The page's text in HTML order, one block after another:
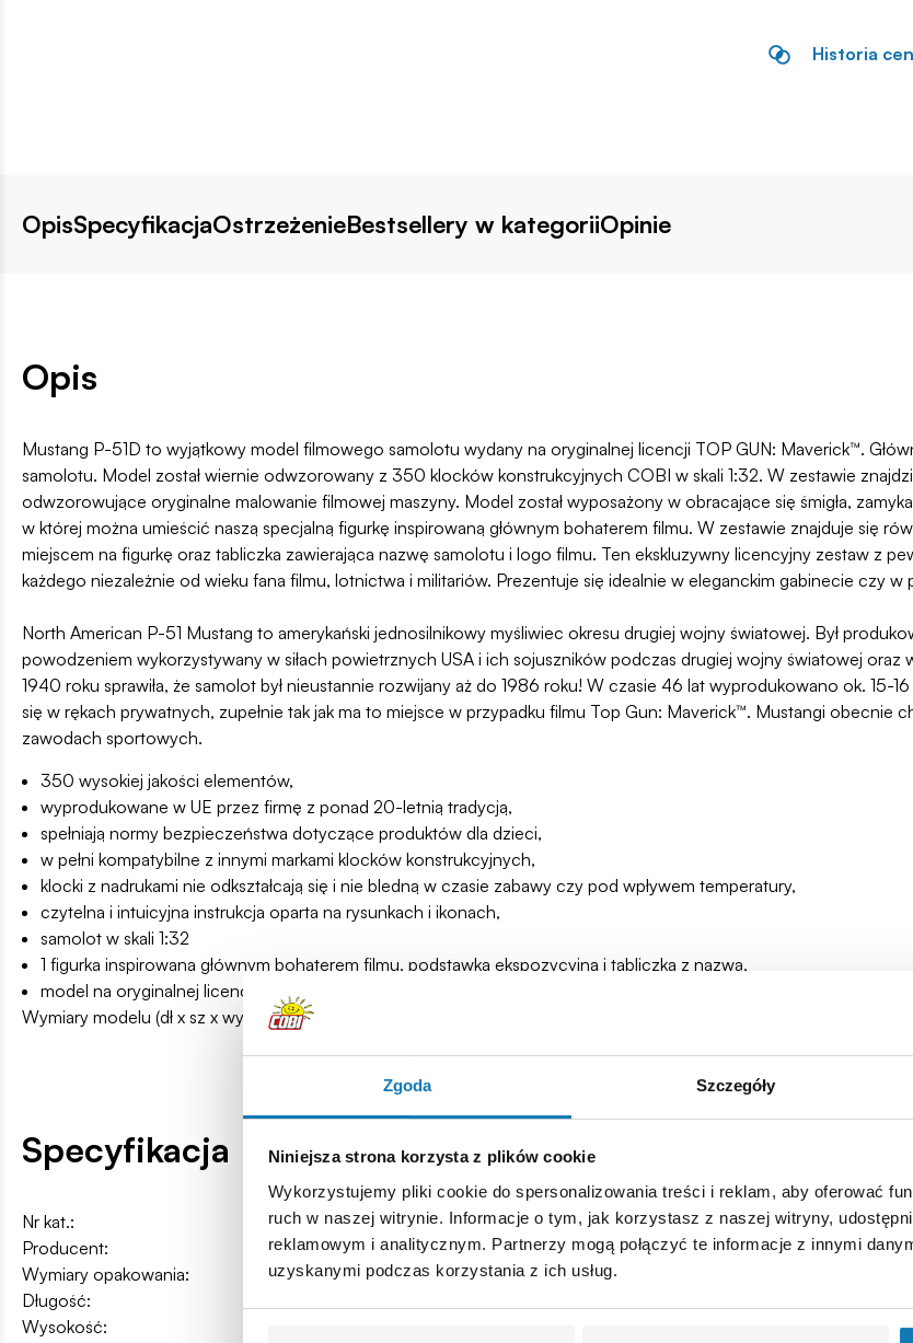
Zgoda Szczegóły
Niniejsza strona korzysta z plików cookie
Wykorzystujemy pliki cookie do spersonalizowania treści i reklam, aby oferować
ruch w naszej witrynie. Informacje o tym, jak korzystasz z naszej witryny,
reklamowym i analitycznym. Partnerzy mogą połączyć te informacje z innymi
uzyskanymi podczas korzystania z ich usług.
Historia cen
OpisSpecyfikacjaOstrzeżenieBestsellery w kategoriiOpinie
Opis
Mustang P-51D to wyjątkowy model filmowego samolotu wydany na oryginalnej licencji TOP GUN: Maverick™.
samolotu. Model został wiernie odwzorowany z 350 klocków konstrukcyjnych COBI w skali 1:32. W zestawie
odwzorowujące oryginalne malowanie filmowej maszyny. Model został wyposażony w obracające się śmigła,
w której można umieścić naszą specjalną figurkę inspirowaną głównym bohaterem filmu. W zestawie znajduje się
miejscem na figurkę oraz tabliczka zawierająca nazwę samolotu i logo filmu. Ten ekskluzywny licencyjny zestaw z
każdego niezależnie od wieku fana filmu, lotnictwa i militariów. Prezentuje się idealnie w eleganckim gabinecie czy w
North American P-51 Mustang to amerykański jednosilnikowy myśliwiec okresu drugiej wojny światowej. Był
powodzeniem wykorzystywany w siłach powietrznych USA i ich sojuszników podczas drugiej wojny światowej oraz
1940 roku sprawiła, że samolot był nieustannie rozwijany aż do 1986 roku! W czasie 46 lat wyprodukowano ok. 15-
się w rękach prywatnych, zupełnie tak jak ma to miejsce w przypadku filmu Top Gun: Maverick™. Mustangi obecnie
zawodach sportowych.
350 wysokiej jakości elementów,
wyprodukowane w UE przez firmę z ponad 20-letnią tradycją,
spełniają normy bezpieczeństwa dotyczące produktów dla dzieci,
w pełni kompatybilne z innymi markami klocków konstrukcyjnych,
klocki z nadrukami nie odkształcają się i nie bledną w czasie zabawy czy pod wpływem temperatury,
czytelna i intuicyjna instrukcja oparta na rysunkach i ikonach,
samolot w skali 1:32
1 figurka inspirowana głównym bohaterem filmu, podstawka ekspozycyjna i tabliczka z nazwą,
model na oryginalnej licencji TOP GUN: Maverick™,
Wymiary modelu (dł x sz x wys): 31 cm (12.2”) x 35 cm (13.8”) x 13 cm (5.12")
Specyfikacja
Nr kat.:
COBI-5846
Producent:
Cobi Factory SA
Wymiary opakowania:
34,4 x 24 x 5,5 cm
Długość:
Wysokość: